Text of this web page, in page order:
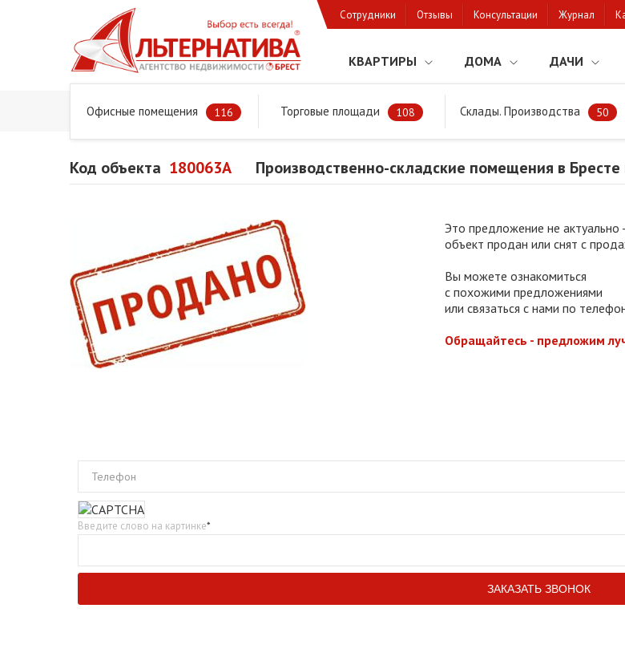
Сотрудники Отзывы Консультации Журнал
КВАРТИРЫ ДОМА ДАЧИ
Офисные помещения 116 Торговые площади 108 Склады. Производства 50
Главная Предложения Коммерческая недвижимость Производственно-складские помещения в
Код объекта 180063A Производственно-складские помещения в
Это предложение не актуально -
объект продан или снят с
Вы можете ознакомиться
с похожими предложениями
или связаться с нами по
Обращайтесь - предложим
Телефон
Введите слово на картинке*